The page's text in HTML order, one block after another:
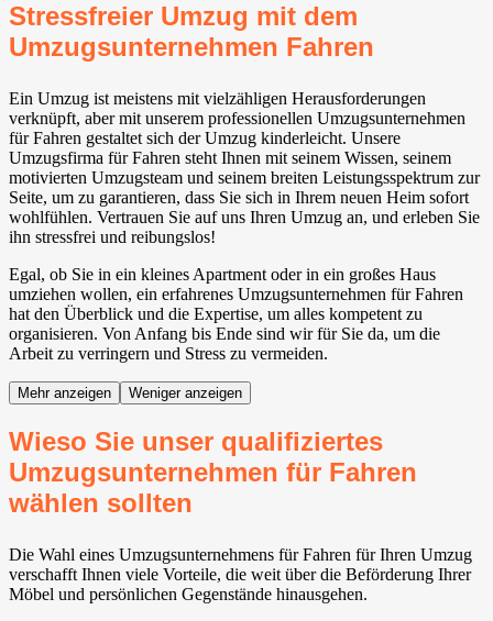
Stressfreier Umzug mit dem
Umzugsunternehmen Fahren
Ein Umzug ist meistens mit vielzähligen Herausforderungen
verknüpft, aber mit unserem professionellen Umzugsunternehmen
für Fahren gestaltet sich der Umzug kinderleicht. Unsere
Umzugsfirma für Fahren steht Ihnen mit seinem Wissen, seinem
motivierten Umzugsteam und seinem breiten Leistungsspektrum zur
Seite, um zu garantieren, dass Sie sich in Ihrem neuen Heim sofort
wohlfühlen. Vertrauen Sie auf uns Ihren Umzug an, und erleben Sie
ihn stressfrei und reibungslos!
Egal, ob Sie in ein kleines Apartment oder in ein großes Haus
umziehen wollen, ein erfahrenes Umzugsunternehmen für Fahren
hat den Überblick und die Expertise, um alles kompetent zu
organisieren. Von Anfang bis Ende sind wir für Sie da, um die
Arbeit zu verringern und Stress zu vermeiden.
Mehr anzeigen Weniger anzeigen
Wieso Sie unser qualifiziertes
Umzugsunternehmen für Fahren
wählen sollten
Die Wahl eines Umzugsunternehmens für Fahren für Ihren Umzug
verschafft Ihnen viele Vorteile, die weit über die Beförderung Ihrer
Möbel und persönlichen Gegenstände hinausgehen.